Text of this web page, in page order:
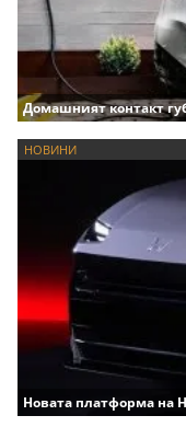
Домашният контакт
НОВИНИ
Новата платформа на